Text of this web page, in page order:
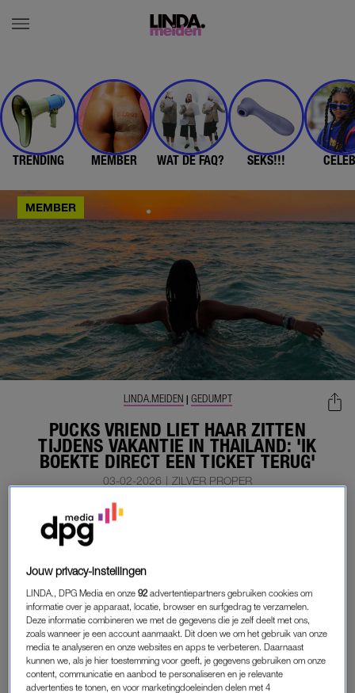
TRENDING MEMBER WAT DE FAQ? SEKS!!!
PUCKS VRIEND LIET HAAR ZITTEN
TIJDENS VAKANTIE IN THAILAND: 'IK
BOEKTE DIRECT EEN TICKET TERUG'
LINDA.MEIDEN | GEDUMPT
03-02-2026 | ZILVER PROPER
LEES VERDER ALS
MEMBER
Onbeperkt toegang tot alle artikelen
De chillste deals: win een e-reader of
Jouw privacy-instellingen
LINDA., DPG Media en onze92 advertentiepartners gebruiken cookies om
informatie over je apparaat, locatie, browser en surfgedrag te verzamelen.
Deze informatie combineren we met de gegevens die je zelf deelt met ons,
zoals wanneer je een account aanmaakt. Dit doen we om het gebruik van onze
media te analyseren en onze websites en apps te verbeteren. Daarnaast
kunnen we, als je hier toestemming voor geeft, je gegevens gebruiken om onze
content, communicatie en aanbod te personaliseren en je relevante
advertenties te tonen, en voor marketingdoeleinden delen met 4